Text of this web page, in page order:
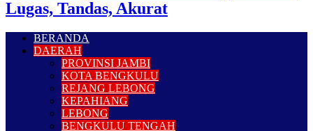
Lugas, Tandas, Akurat
BERANDA
DAERAH
PROVINSI JAMBI
KOTA BENGKULU
REJANG LEBONG
KEPAHIANG
LEBONG
BENGKULU TENGAH